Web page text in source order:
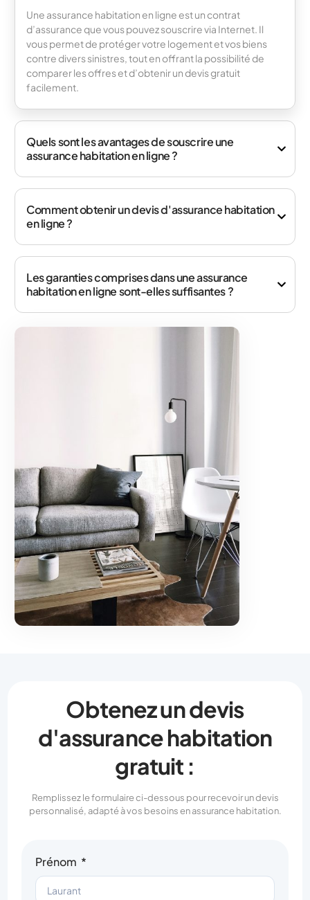
Une assurance habitation en ligne est un contrat
d’assurance que vous pouvez souscrire via Internet. Il
vous permet de protéger votre logement et vos biens
contre divers sinistres, tout en offrant la possibilité de
comparer les offres et d’obtenir un devis gratuit
facilement.
Quels sont les avantages de souscrire une
assurance habitation en ligne ?
Comment obtenir un devis d'assurance habitation
en ligne ?
Les garanties comprises dans une assurance
habitation en ligne sont-elles suffisantes ?
Obtenez un devis
d'assurance habitation
gratuit :
Remplissez le formulaire ci-dessous pour recevoir un devis
personnalisé, adapté à vos besoins en assurance habitation.
Prénom